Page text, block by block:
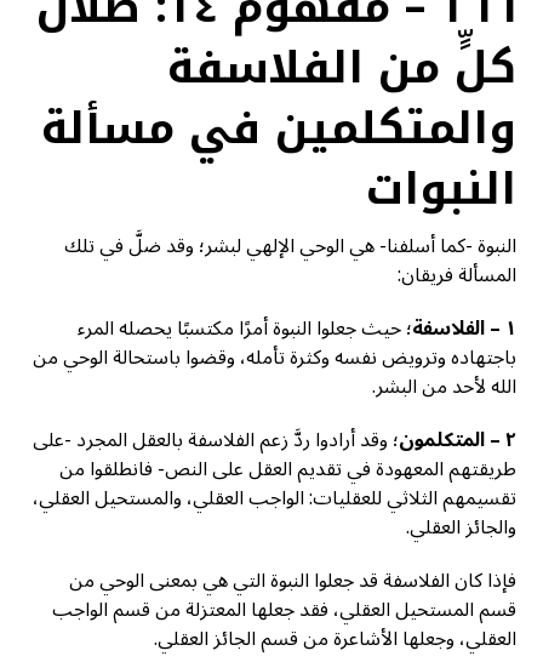
كلٍّ من الفلاسفة
والمتكلمين في مسألة
النبوات
النبوة -كما أسلفنا- هي الوحي الإلهي لبشر؛ وقد ضلَّ في تلك
المسألة فريقان:
١ –الفلاسفة؛ حيث جعلوا النبوة أمرًا مكتسبًا يحصله المرء
باجتهاده وترويض نفسه وكثرة تأمله، وقضوا باستحالة الوحي من
الله لأحد من البشر.
٢–المتكلمون؛ وقد أرادوا ردَّ زعم الفلاسفة بالعقل المجرد -على
طريقتهم المعهودة في تقديم العقل على النص- فانطلقوا من
تقسيمهم الثلاثي للعقليات: الواجب العقلي، والمستحيل العقلي،
والجائز العقلي.
فإذا كان الفلاسفة قد جعلوا النبوة التي هي بمعنى الوحي من
قسم المستحيل العقلي، فقد جعلها المعتزلة من قسم الواجب
العقلي، وجعلها الأشاعرة من قسم الجائز العقلي.